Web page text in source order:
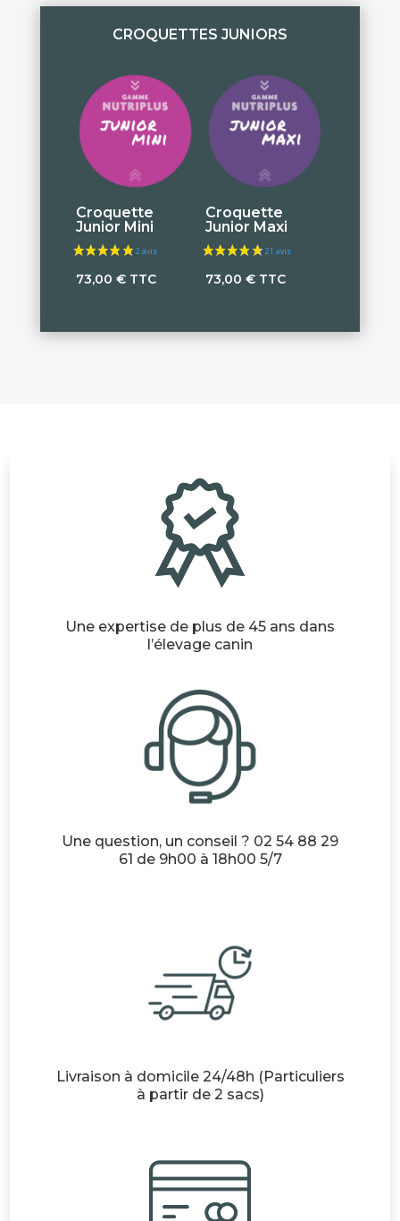
CROQUETTES JUNIORS
Croquette
Junior Mini
73,00 € TTC
Croquette
Junior Maxi
73,00 € TTC
Une expertise de plus de 45 ans dans
l’élevage canin
Une question, un conseil ? 02 54 88 29
61 de 9h00 à 18h00 5/7
Livraison à domicile 24/48h (Particuliers
à partir de 2 sacs)